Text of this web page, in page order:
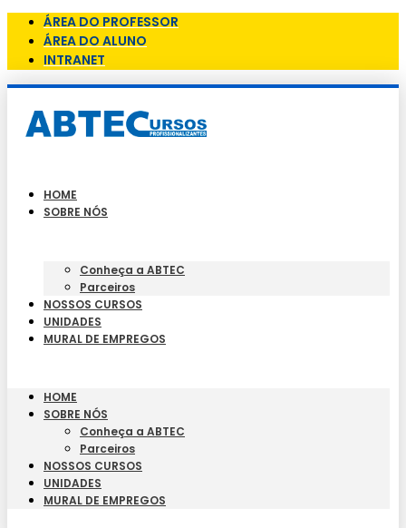
ÁREA DO PROFESSOR
ÁREA DO ALUNO
INTRANET
HOME
SOBRE NÓS
Conheça a ABTEC
Parceiros
NOSSOS CURSOS
UNIDADES
MURAL DE EMPREGOS
HOME
SOBRE NÓS
Conheça a ABTEC
Parceiros
NOSSOS CURSOS
UNIDADES
MURAL DE EMPREGOS